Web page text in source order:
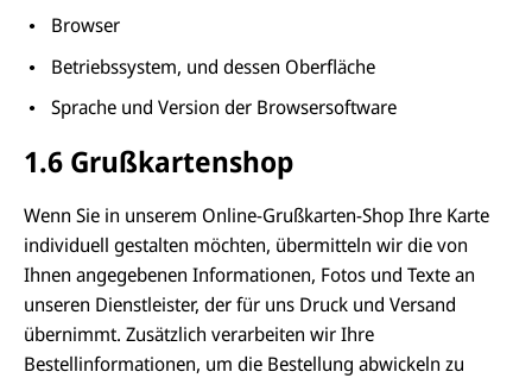
Browser
Betriebssystem, und dessen Oberfläche
Sprache und Version der Browsersoftware
1.6 Grußkartenshop
Wenn Sie in unserem Online-Grußkarten-Shop Ihre Karte
individuell gestalten möchten, übermitteln wir die von
Ihnen angegebenen Informationen, Fotos und Texte an
unseren Dienstleister, der für uns Druck und Versand
übernimmt. Zusätzlich verarbeiten wir Ihre
Bestellinformationen, um die Bestellung abwickeln zu